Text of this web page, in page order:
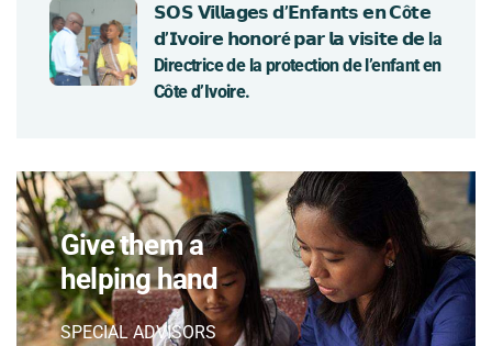
𝗦𝗢𝗦 𝗩𝗶𝗹𝗹𝗮𝗴𝗲𝘀 𝗱’𝗘𝗻𝗳𝗮𝗻𝘁𝘀 𝗲𝗻 𝗖ô𝘁𝗲
𝗱’𝗜𝘃𝗼𝗶𝗿𝗲 𝗵𝗼𝗻𝗼𝗿é 𝗽𝗮𝗿 𝗹𝗮 𝘃𝗶𝘀𝗶𝘁𝗲 𝗱𝗲 la
Directrice de la protection de l’enfant en
Côte d’Ivoire.
Give them a
helping hand
SPECIAL ADVISORS